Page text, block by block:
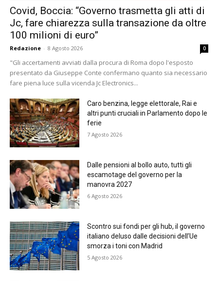
Covid, Boccia: “Governo trasmetta gli atti di
Jc, fare chiarezza sulla transazione da oltre
100 milioni di euro”
Redazione - 8 Agosto 2026 0
"Gli accertamenti avviati dalla procura di Roma dopo l'esposto
presentato da Giuseppe Conte confermano quanto sia necessario
fare piena luce sulla vicenda Jc Electronics...
Caro benzina, legge elettorale, Rai e
altri punti cruciali in Parlamento dopo le
ferie
7 Agosto 2026
Dalle pensioni al bollo auto, tutti gli
escamotage del governo per la
manovra 2027
6 Agosto 2026
Scontro sui fondi per gli hub, il governo
italiano deluso dalle decisioni dell’Ue
smorza i toni con Madrid
5 Agosto 2026